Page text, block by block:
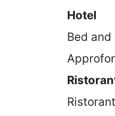
Hotel
Bed